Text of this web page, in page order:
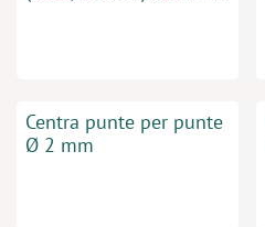
Centra punte per punte
Ø 2 mm